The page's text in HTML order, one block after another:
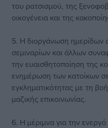
του ρατσισμού, της
οικογένεια και της
5. Η διοργάνωση ημερίδων
σεμιναρίων και άλλων
την ευαισθητοποίηση της
ενημέρωση των κατοίκων
εγκληματικότητας με τη
μαζικής επικοινωνίας.
6. Η μέριμνα για την